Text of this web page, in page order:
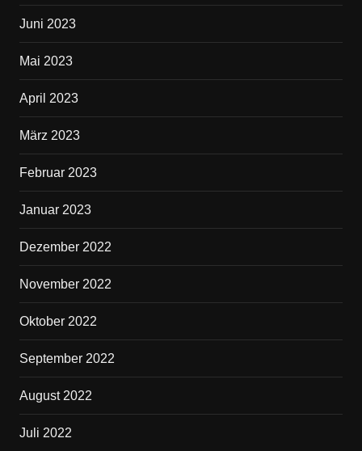
Juni 2023
Mai 2023
April 2023
März 2023
Februar 2023
Januar 2023
Dezember 2022
November 2022
Oktober 2022
September 2022
August 2022
Juli 2022